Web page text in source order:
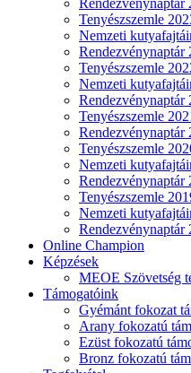
Rendezvénynaptár
Tenyészszemle
Nemzeti
Rendezvénynaptár
Tenyészszemle
Nemzeti
Rendezvénynaptár
Tenyészszemle
Rendezvénynaptár
Tenyészszemle
Nemzeti
Rendezvénynaptár
Tenyészszemle
Nemzeti
Rendezvénynaptár
Online Champion
Képzések
MEOE Szövetség
Támogatóink
Gyémánt fokozat
Arany fokozatú
Ezüst fokozatú
Bronz fokozatú